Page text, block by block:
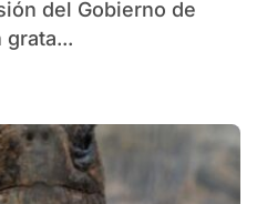
del Gobierno de
grata...